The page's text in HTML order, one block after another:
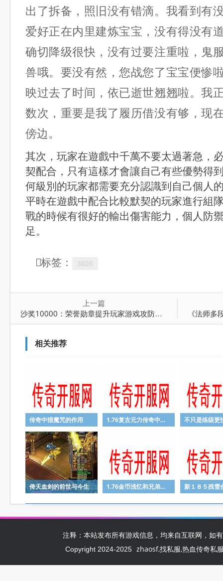
出了拆备，照旧没有错滴。我看到有
爱好正在内里建炼宝宝，没有得没有
确切降级很快，没有过要注重啦，鬼
兽哦。要没有然，您战您了宝宝便惨
映过去了时间，依已逝世翘翘啦。我
数次，重要是我了履历借没有够，现
傍边。
其次，玩家在遊戲中千萬不要太過著急，
契配合，只有這樣才會讓自己有些優勢得
何級別的玩家都需要充分認識到自己個人
平時在遊戲中配合比較默契的玩家進行組
戰的時候有很好的輸出傷害能力，個人防
足。
标签：
上一篇
沙奖10000：荣誉勋章提升玩家游戏攻防能力 《法师多
相关推荐
传奇中猎魔咒的作用 1.76复古元力传奇中的致命神力属性
倚天血剑的前世与今生 1.76金币浅忆和兄弟们一起开荒的时光
注释：本站发布所有游戏信息，均来自互联网，如
Copyright 2024-2025 zhaosf,找私服,热血传奇私